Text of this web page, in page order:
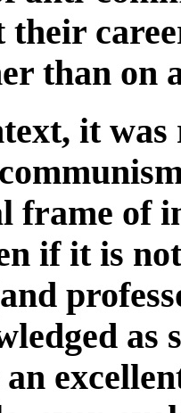
than on
it
frame of
if it is
as
an